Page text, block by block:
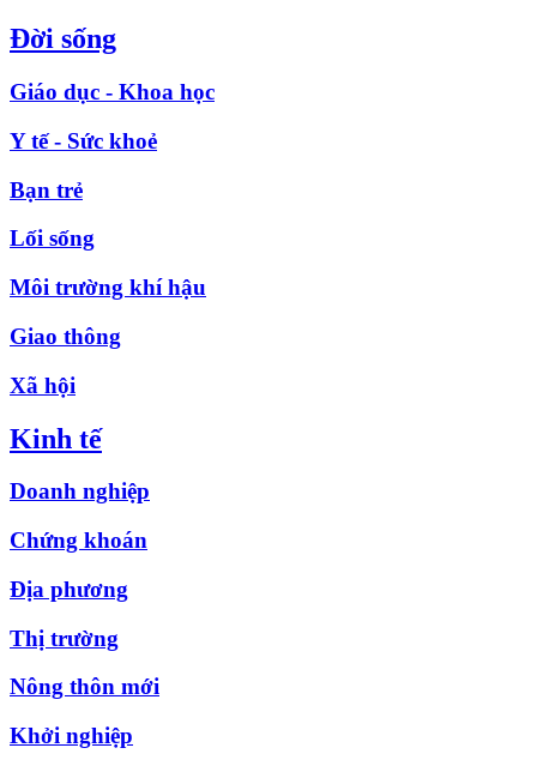
Đời sống
Giáo dục - Khoa học
Y tế - Sức khoẻ
Bạn trẻ
Lối sống
Môi trường khí hậu
Giao thông
Xã hội
Kinh tế
Doanh nghiệp
Chứng khoán
Địa phương
Thị trường
Nông thôn mới
Khởi nghiệp